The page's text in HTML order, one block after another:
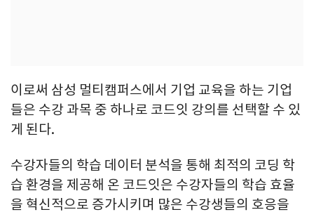
이로써 삼성 멀티캠퍼스에서 기업 교육을 하는 기업
들은 수강 과목 중 하나로 코드잇 강의를 선택할 수 있
게 된다.
수강자들의 학습 데이터 분석을 통해 최적의 코딩 학
습 환경을 제공해 온 코드잇은 수강자들의 학습 효율
을 혁신적으로 증가시키며 많은 수강생들의 호응을